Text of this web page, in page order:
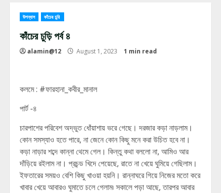
উপন্যাস কাঁচের চুরি
কাঁচের চুড়ি পর্ব ৪
alamin@12 August 1, 2023 1 min read
কলমে : #ফারহানা_কবীর_মানাল
পার্ট -৪
চারপাশের পরিবেশ অদ্ভুত ধোঁয়াশায় ভরে গেছে। দরজার কড়া নাড়লাম।
কোন সমস্যাও হতে পারে, না জেনে কোন কিছু মনে করা উচিত হবে না।
কড়া নাড়ার শব্দে কান্না থেমে গেল। কিন্তু কথা বললো না, আমিও আর
দাঁড়িয়ে রইলাম না। প্রচন্ড খিদে পেয়েছে, রাতে না খেয়ে ঘুমিয়ে গেছিলাম।
ইফতারের সময়ও বেশি কিছু খাওয়া হয়নি। রান্নাঘরে গিয়ে নিজের মতো করে
খাবার খেয়ে আবারও ঘুমাতে চলে গেলাম৷ সকালে পড়া আছে, তারপর আবার